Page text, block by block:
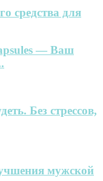
средства для
— Ваш
Без стрессов,
мужской